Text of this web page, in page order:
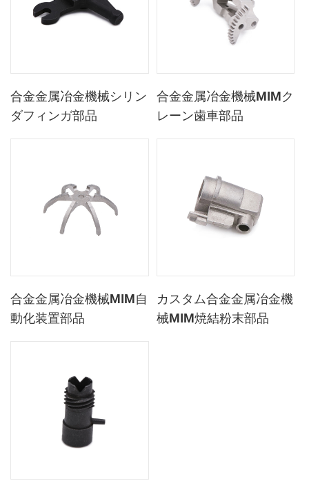
合金金属冶金機械シリン
ダフィンガ部品
合金金属冶金機械MIMク
レーン歯車部品
合金金属冶金機械MIM自
動化装置部品
カスタム合金金属冶金機
械MIM焼結粉末部品